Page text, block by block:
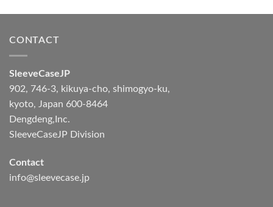
CONTACT
SleeveCaseJP
902, 746-3, kikuya-cho, shimogyo-ku,
kyoto, Japan 600-8464
Dengdeng,Inc.
SleeveCaseJP Division
Contact
info@sleevecase.jp